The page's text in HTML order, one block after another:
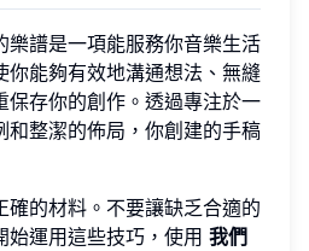
樂譜是一項能服務你音樂生活
你能夠有效地溝通想法、無縫
保存你的創作。透過專注於一
和整潔的佈局，你創建的手稿
確的材料。不要讓缺乏合適的
運用這些技巧，使用 我們